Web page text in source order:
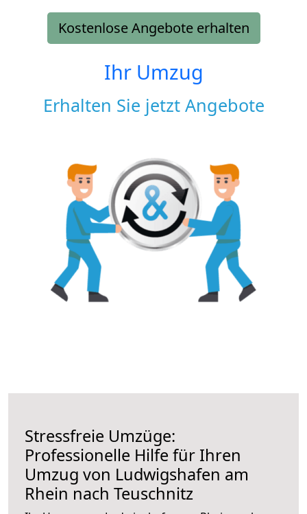
Kostenlose Angebote erhalten
Ihr Umzug
Erhalten Sie jetzt Angebote
Stressfreie Umzüge:
Professionelle Hilfe für Ihren
Umzug von Ludwigshafen am
Rhein nach Teuschnitz